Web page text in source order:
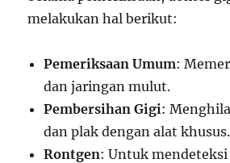
melakukan hal berikut:
Pemeriksaan Umum:
dan jaringan mulut.
Pembersihan Gigi:
dan plak dengan alat khusus.
Rontgen: Untuk mendeteksi